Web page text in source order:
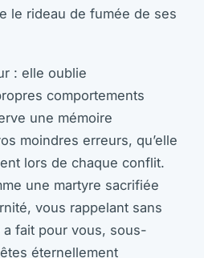
le rideau de fumée de ses
: elle oublie
comportements
une mémoire
moindres erreurs, qu’elle
lors de chaque conflit.
une martyre sacrifiée
vous rappelant sans
a fait pour vous, sous-
éternellement